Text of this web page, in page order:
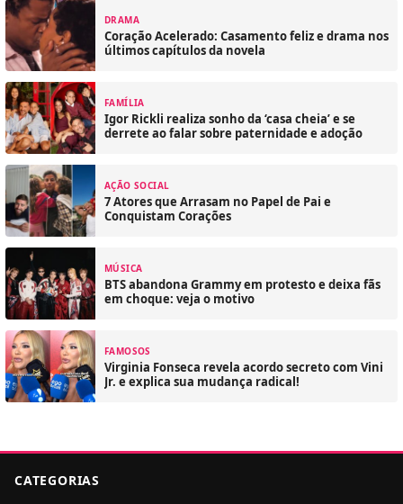
DRAMA
Coração Acelerado: Casamento feliz e drama nos
últimos capítulos da novela
FAMÍLIA
Igor Rickli realiza sonho da ‘casa cheia’ e se
derrete ao falar sobre paternidade e adoção
AÇÃO SOCIAL
7 Atores que Arrasam no Papel de Pai e
Conquistam Corações
MÚSICA
BTS abandona Grammy em protesto e deixa fãs
em choque: veja o motivo
FAMOSOS
Virginia Fonseca revela acordo secreto com Vini
Jr. e explica sua mudança radical!
CATEGORIAS